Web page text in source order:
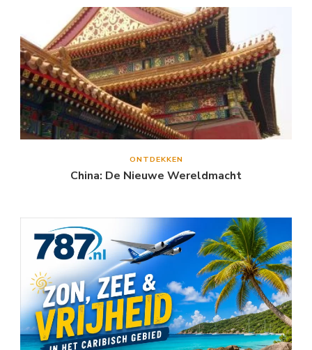
ONTDEKKEN
China: De Nieuwe Wereldmacht